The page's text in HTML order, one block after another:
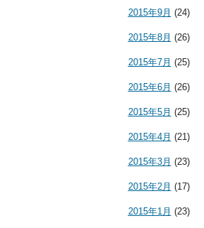
2015年9月 (24)
2015年8月 (26)
2015年7月 (25)
2015年6月 (26)
2015年5月 (25)
2015年4月 (21)
2015年3月 (23)
2015年2月 (17)
2015年1月 (23)